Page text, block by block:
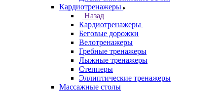
Кардиотренажеры
Назад
Кардиотренажеры
Беговые дорожки
Велотренажеры
Гребные тренажеры
Лыжные тренажеры
Степперы
Эллиптические тренажеры
Массажные столы